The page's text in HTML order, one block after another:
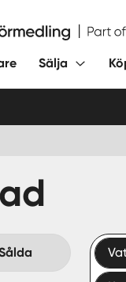
Sälja